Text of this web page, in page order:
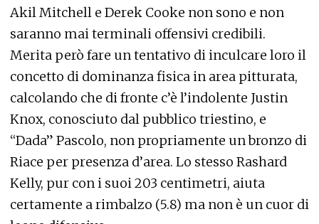
Akil Mitchell e Derek Cooke non sono e non
saranno mai terminali offensivi credibili.
Merita però fare un tentativo di inculcare loro il
concetto di dominanza fisica in area pitturata,
calcolando che di fronte c’è l’indolente Justin
Knox, conosciuto dal pubblico triestino, e
“Dada” Pascolo, non propriamente un bronzo di
Riace per presenza d’area. Lo stesso Rashard
Kelly, pur con i suoi 203 centimetri, aiuta
certamente a rimbalzo (5.8) ma non è un cuor di